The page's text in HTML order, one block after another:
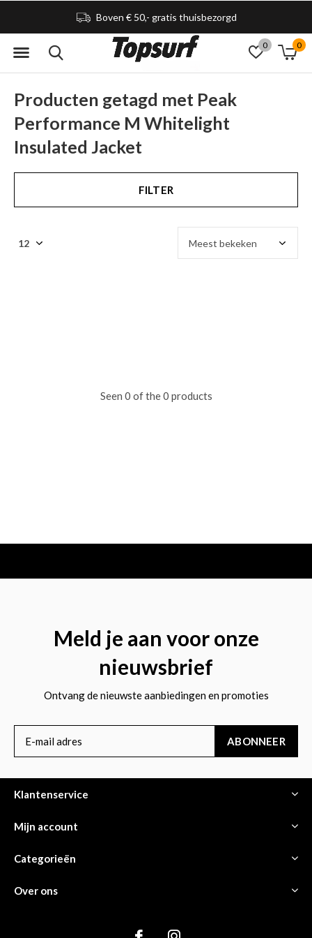
0 0
Boven € 50,- gratis thuisbezorgd
Producten getagd met Peak
Performance M Whitelight
Insulated Jacket
FILTER
Seen 0 of the 0 products
Meld je aan voor onze
nieuwsbrief
Ontvang de nieuwste aanbiedingen en promoties
ABONNEER
Klantenservice
Mijn account
Categorieën
Over ons